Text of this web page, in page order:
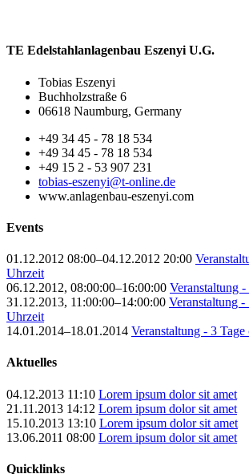
TE Edelstahlanlagenbau Eszenyi U.G.
Tobias Eszenyi
Buchholzstraße 6
06618 Naumburg, Germany
+49 34 45 - 78 18 534
+49 34 45 - 78 18 534
+49 15 2 - 53 907 231
tobias-eszenyi@t-online.de
www.anlagenbau-eszenyi.com
Events
01.12.2012 08:00–04.12.2012 20:00
Uhrzeit
06.12.2012, 08:00:00–16:00:00 Veranstaltung
31.12.2013, 11:00:00–14:00:00 Veranstaltung -
Uhrzeit
14.01.2014–18.01.2014 Veranstaltung - 3
Aktuelles
04.12.2013 11:10 Lorem ipsum dolor sit amet
21.11.2013 14:12 Lorem ipsum dolor sit amet
15.10.2013 13:10 Lorem ipsum dolor sit amet
13.06.2011 08:00 Lorem ipsum dolor sit amet
Quicklinks